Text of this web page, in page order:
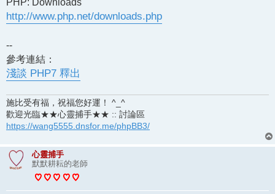
http://www.php.net/downloads.php
--
參考連結：
淺談 PHP7 釋出
施比受有福，祝福您好運！ ^_^
歡迎光臨★★心靈捕手★★ :: 討論區
https://wang5555.dnsfor.me/phpBB3/
心靈捕手
默默耕耘的老師